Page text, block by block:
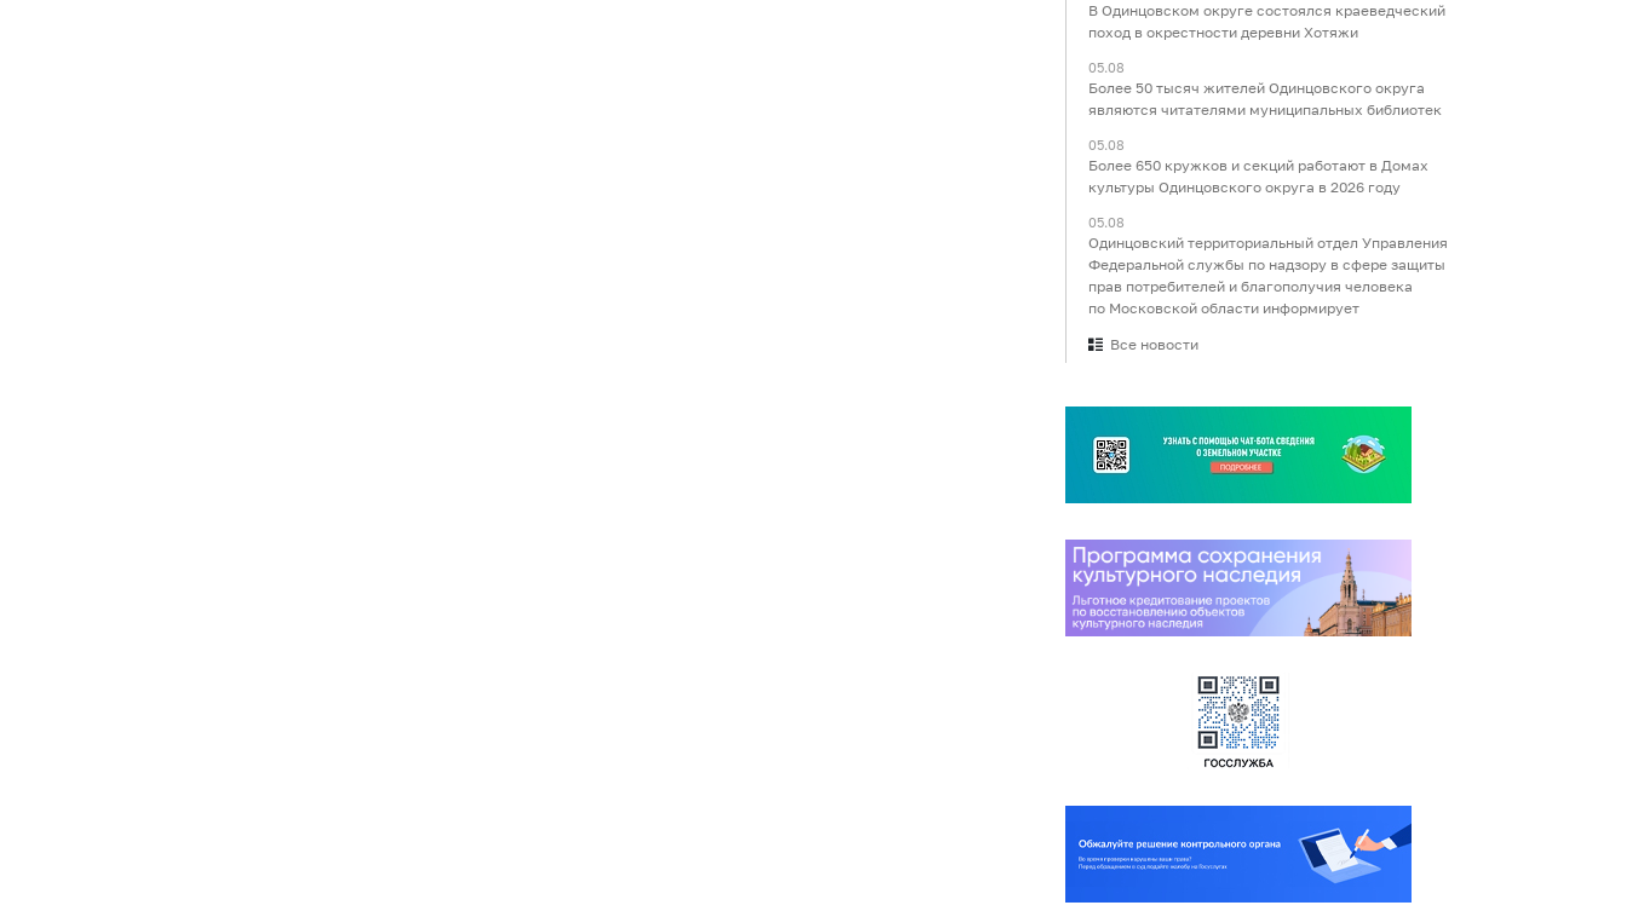
В Одинцовском округе состоялся краеведческий
поход в окрестности деревни Хотяжи
05.08
Более 50 тысяч жителей Одинцовского округа
являются читателями муниципальных библиотек
05.08
Более 650 кружков и секций работают в Домах
культуры Одинцовского округа в 2026 году
05.08
Одинцовский территориальный отдел Управления
Федеральной службы по надзору в сфере защиты
прав потребителей и благополучия человека
по Московской области информирует
Все новости